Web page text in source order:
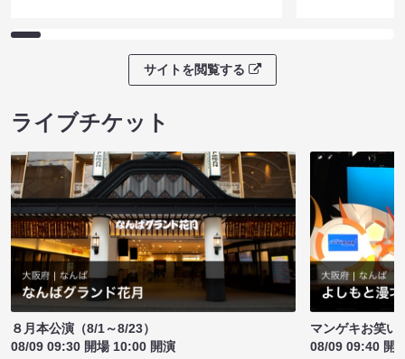
サイトを閲覧する
ライブチケット
８月本公演（8/1～8/23）
08/09 09:30 開場 10:00 開演
マンゲキお笑い
08/09 09:40 開